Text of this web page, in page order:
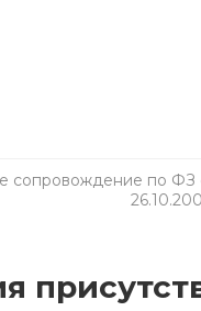
сопровождение по ФЗ